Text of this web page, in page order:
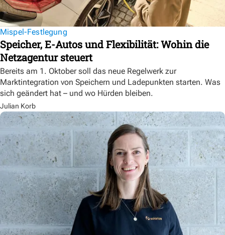
Mispel-Festlegung
Speicher, E-Autos und Flexibilität: Wohin die
Netzagentur steuert
Bereits am 1. Oktober soll das neue Regelwerk zur
Marktintegration von Speichern und Ladepunkten starten. Was
sich geändert hat – und wo Hürden bleiben.
Julian Korb